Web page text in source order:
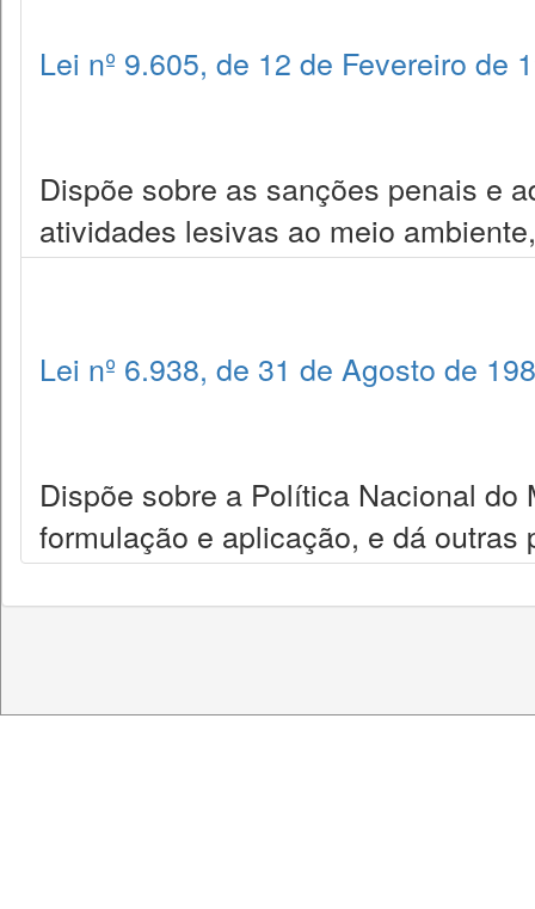
Lei nº 9.605, de 12 de Fevereiro de
Dispõe sobre as sanções penais e
atividades lesivas ao meio
Lei nº 6.938, de 31 de Agosto de
Dispõe sobre a Política Nacional
formulação e aplicação, e dá outras